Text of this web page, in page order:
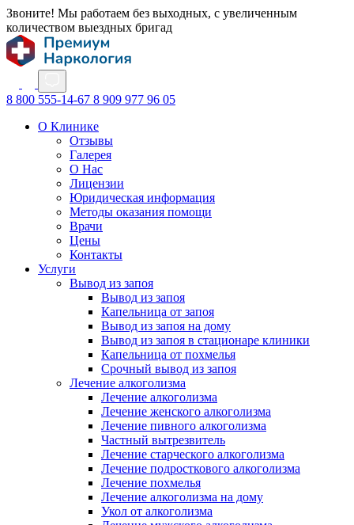
Звоните! Мы работаем без выходных, с увеличенным
количеством выездных бригад
8 800 555-14-67 8 909 977 96 05
О Клинике
Отзывы
Галерея
О Нас
Лицензии
Юридическая информация
Методы оказания помощи
Врачи
Цены
Контакты
Услуги
Вывод из запоя
Вывод из запоя
Капельница от запоя
Вывод из запоя на дому
Вывод из запоя в стационаре клиники
Капельница от похмелья
Срочный вывод из запоя
Лечение алкоголизма
Лечение алкоголизма
Лечение женского алкоголизма
Лечение пивного алкоголизма
Частный вытрезвитель
Лечение старческого алкоголизма
Лечение подросткового алкоголизма
Лечение похмелья
Лечение алкоголизма на дому
Укол от алкоголизма